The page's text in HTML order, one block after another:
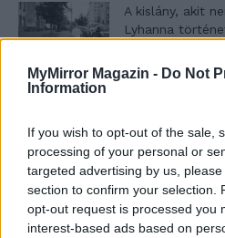
MyMirror Magazin - Do Not
Information
If you wish to opt-out of the sale,
processing of your personal or
targeted advertising by us,
section to confirm your selection.
opt-out request is processed you
interest-based ads based on
A kislány, akit
Lyhanna
T. szereti a